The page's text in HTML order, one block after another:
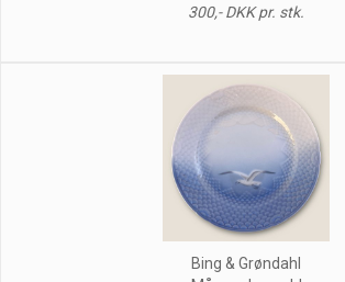
300,- DKK pr. stk.
Bing & Grøndahl